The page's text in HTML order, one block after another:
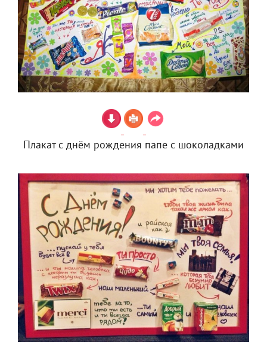
Плакат с днём рождения папе с шоколадками